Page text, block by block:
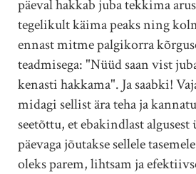
päeval hakkab juba tekkima
tegelikult käima peaks ning
ennast mitme palgikorra
teadmisega: "Nüüd saan vist
kenasti hakkama". Ja saabki!
midagi sellist ära teha ja
seetõttu, et ebakindlast algusest
päevaga jõutakse sellele
oleks parem, lihtsam ja